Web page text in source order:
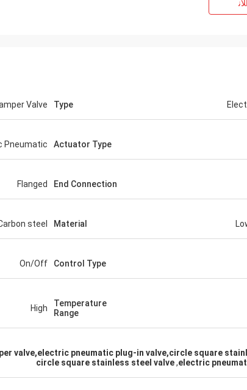
Type
Valve
Actuator Type
Pneumatic
End Connection
Flanged
Material
steel
Control Type
On/Off
Temperature
Range
High
valve,electric pneumatic plug-in valve,circle square
electric
,
circle square stainless steel valve